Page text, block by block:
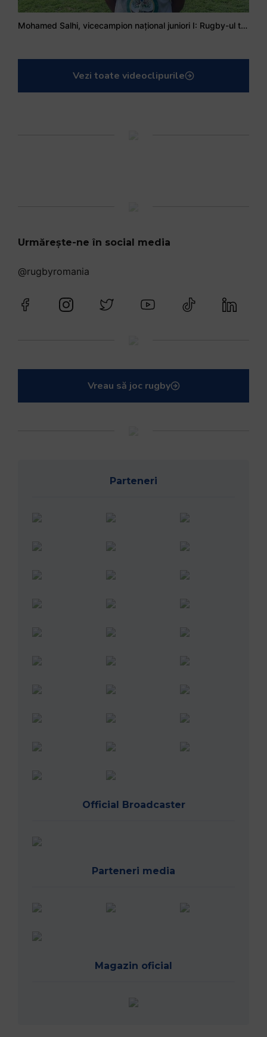
Mohamed Salhi, vicecampion național juniori I: Rugby-ul te învață să accepți și înfrângerile
Vezi toate videoclipurile
Urmărește-ne în social media
@rugbyromania
Vreau să joc rugby
Parteneri
Official Broadcaster
Parteneri media
Magazin oficial